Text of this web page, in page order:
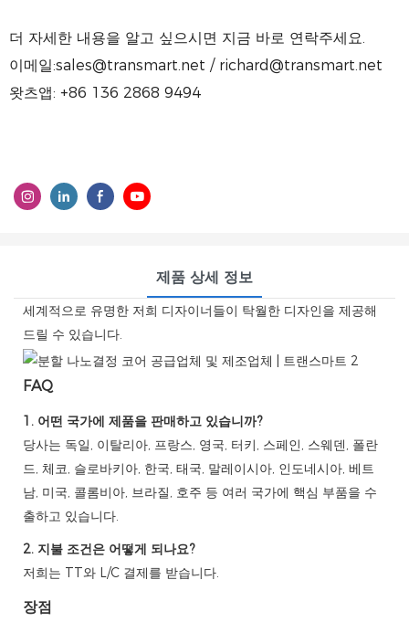
더 자세한 내용을 알고 싶으시면 지금 바로 연락주세요.
이메일:sales@transmart.net / richard@transmart.net
왓츠앱: +86 136 2868 9494
제품 상세 정보
세계적으로 유명한 저희 디자이너들이 탁월한 디자인을 제공해
드릴 수 있습니다.
FAQ
1. 어떤 국가에 제품을 판매하고 있습니까?
당사는 독일, 이탈리아, 프랑스, ​​영국, 터키, 스페인, 스웨덴, 폴란
드, 체코, 슬로바키아, 한국, 태국, 말레이시아, 인도네시아, 베트
남, 미국, 콜롬비아, 브라질, 호주 등 여러 국가에 핵심 부품을 수
출하고 있습니다.
2. 지불 조건은 어떻게 되나요?
저희는 TT와 L/C 결제를 받습니다.
장점